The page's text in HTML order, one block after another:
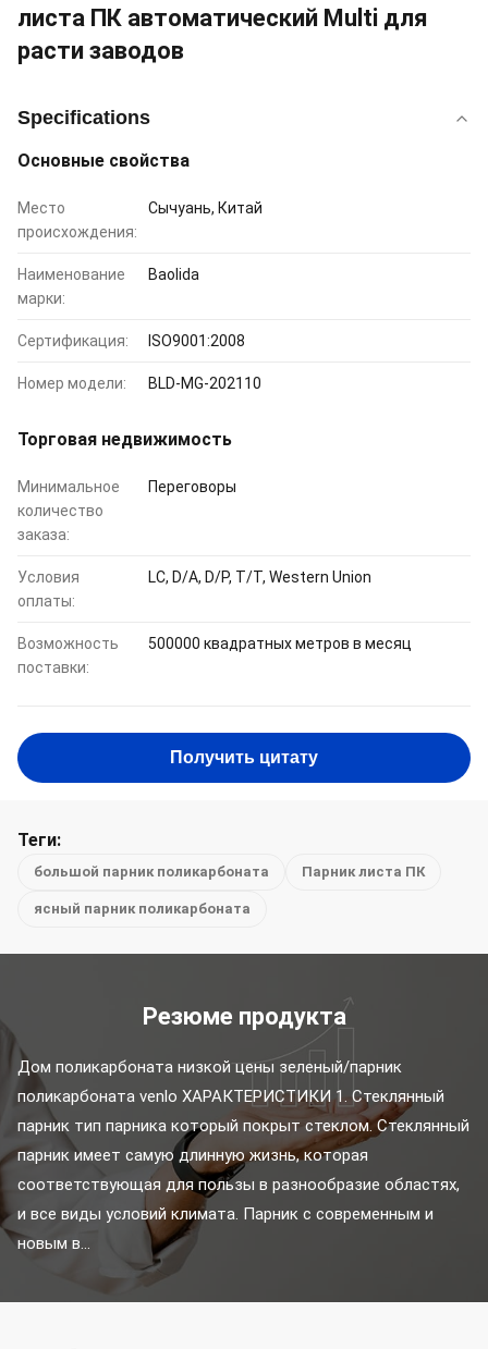
листа ПК автоматический Multi для
расти заводов
Specifications
Основные свойства
Место
происхождения:
Сычуань, Китай
Наименование
марки:
Baolida
Сертификация: ISO9001:2008
Номер модели: BLD-MG-202110
Торговая недвижимость
Минимальное
количество
заказа:
Переговоры
Условия
оплаты:
LC, D/A, D/P, T/T, Western Union
Возможность
поставки:
500000 квадратных метров в месяц
Получить цитату
Теги:
большой парник поликарбоната Парник листа ПК
ясный парник поликарбоната
Резюме продукта
Дом поликарбоната низкой цены зеленый/парник
поликарбоната venlo ХАРАКТЕРИСТИКИ 1. Стеклянный
парник тип парника который покрыт стеклом. Стеклянный
парник имеет самую длинную жизнь, которая
соответствующая для пользы в разнообразие областях,
и все виды условий климата. Парник с современным и
новым в...